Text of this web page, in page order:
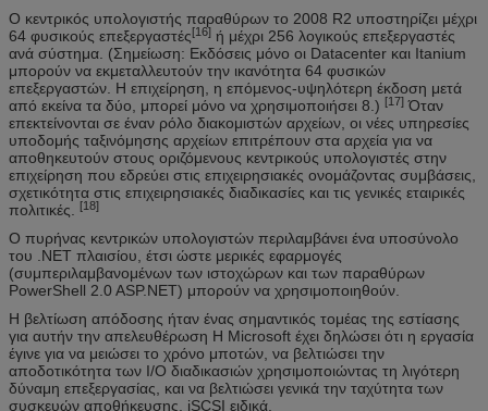
Ο κεντρικός υπολογιστής παραθύρων το 2008 R2 υποστηρίζει μέχρι
64 φυσικούς επεξεργαστές[16] ή μέχρι 256 λογικούς επεξεργαστές
ανά σύστημα. (Σημείωση: Εκδόσεις μόνο οι Datacenter και Itanium
μπορούν να εκμεταλλευτούν την ικανότητα 64 φυσικών
επεξεργαστών. Η επιχείρηση, η επόμενος-υψηλότερη έκδοση μετά
από εκείνα τα δύο, μπορεί μόνο να χρησιμοποιήσει 8.) [17] Όταν
επεκτείνονται σε έναν ρόλο διακομιστών αρχείων, οι νέες υπηρεσίες
υποδομής ταξινόμησης αρχείων επιτρέπουν στα αρχεία για να
αποθηκευτούν στους οριζόμενους κεντρικούς υπολογιστές στην
επιχείρηση που εδρεύει στις επιχειρησιακές ονομάζοντας συμβάσεις,
σχετικότητα στις επιχειρησιακές διαδικασίες και τις γενικές εταιρικές
πολιτικές.
[18]
Ο πυρήνας κεντρικών υπολογιστών περιλαμβάνει ένα υποσύνολο
του .NET πλαισίου, έτσι ώστε μερικές εφαρμογές
(συμπεριλαμβανομένων των ιστοχώρων και των παραθύρων
PowerShell 2.0 ASP.NET) μπορούν να χρησιμοποιηθούν.
Η βελτίωση απόδοσης ήταν ένας σημαντικός τομέας της εστίασης
για αυτήν την απελευθέρωση Η Microsoft έχει δηλώσει ότι η εργασία
έγινε για να μειώσει το χρόνο μποτών, να βελτιώσει την
αποδοτικότητα των I/O διαδικασιών χρησιμοποιώντας τη λιγότερη
δύναμη επεξεργασίας, και να βελτιώσει γενικά την ταχύτητα των
συσκευών αποθήκευσης, iSCSI ειδικά.